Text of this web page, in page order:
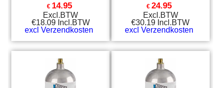
€ 14.95
Excl.BTW
€18.09 Incl.BTW
excl Verzendkosten
€ 24.95
Excl.BTW
€30.19 Incl.BTW
excl Verzendkosten